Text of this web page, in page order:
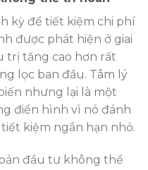
kỳ để tiết kiệm chi phí
được phát hiện ở giai
trị tăng cao hơn rất
lọc ban đầu. Tâm lý
nhưng lại là một
điển hình vì nó đánh
kiệm ngắn hạn nhỏ.